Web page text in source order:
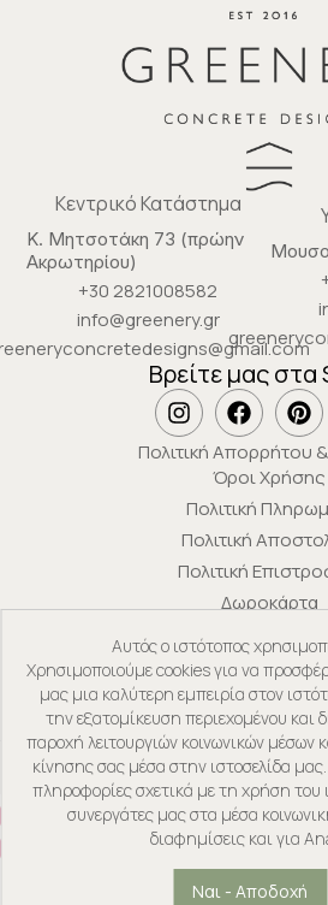
Αυτός ο ιστότοπος
Χρησιμοποιούμε cookies για να
μας μια καλύτερη εμπειρία στον
την εξατομίκευση περιεχομένου και
παροχή λειτουργιών κοινωνικών μέσων
κίνησης σας μέσα στην ιστοσελίδα
πληροφορίες σχετικά με τη χρήση του
συνεργάτες μας στα μέσα
διαφημίσεις και για
Ναι - Αποδοχή
Κεντρικό Κατάστημα
Κ. Μητσοτάκη 73 (πρώην
Ακρωτηρίου)
+30 2821008582
info@greenery.gr
Βρείτε μας στα
Πολιτική Απορρήτου
Όροι Χρήσης
Πολιτική
Πολιτική
Πολιτική
Δωροκάρτα
Powered byGSQUARED